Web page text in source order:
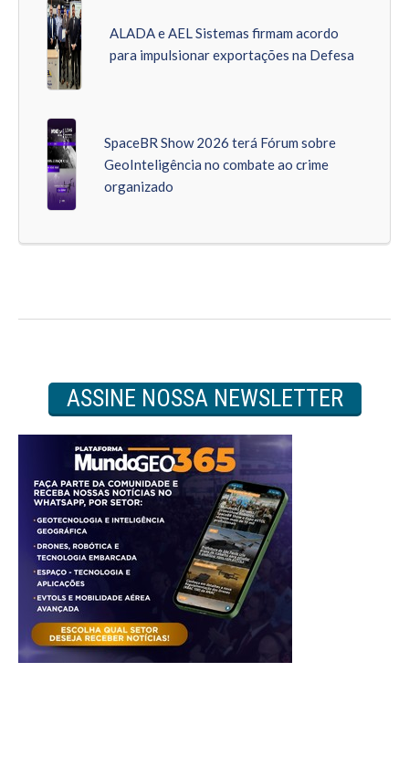
ALADA e AEL Sistemas firmam acordo
para impulsionar exportações na Defesa
SpaceBR Show 2026 terá Fórum sobre
GeoInteligência no combate ao crime
organizado
ASSINE NOSSA NEWSLETTER